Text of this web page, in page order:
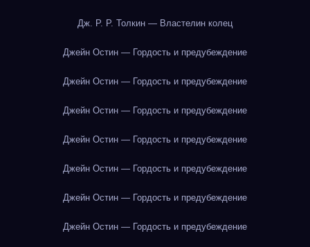
Дж. Р. Р. Толкин — Властелин колец
Джейн Остин — Гордость и предубеждение
Джейн Остин — Гордость и предубеждение
Джейн Остин — Гордость и предубеждение
Джейн Остин — Гордость и предубеждение
Джейн Остин — Гордость и предубеждение
Джейн Остин — Гордость и предубеждение
Джейн Остин — Гордость и предубеждение